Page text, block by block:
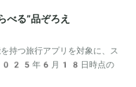
る”品ぞろえ
持つ旅行アプリを対象に、ス
（2025年6月18日時点の